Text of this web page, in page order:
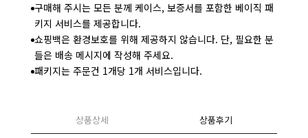
구매해 주시는 모든 분께 케이스, 보증서를 포함한 베이직 패
키지 서비스를 제공합니다.
쇼핑백은 환경보호를 위해 제공하지 않습니다. 단, 필요한 분
들은 배송 메시지에 작성해 주세요.
패키지는 주문건 1개당 1개 서비스입니다.
상품상세 상품후기